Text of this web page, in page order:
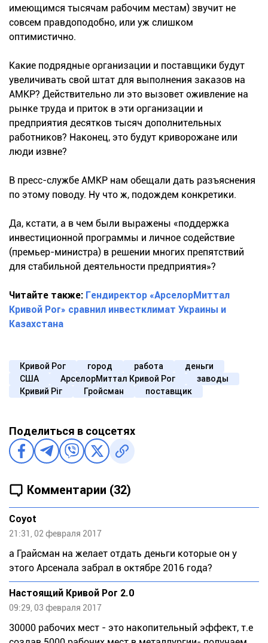
имеющимся тысячам рабочим местам) звучит не
совсем правдоподобно, или уж слишком
оптимистично.
Какие подрядные организации и поставщики будут
увеличивать свой штат для выполнения заказов на
АМКР? Действительно ли это вызовет оживление на
рынке труда и приток в эти организации и
предприятия десятков тысяч дополнительных
работников? Наконец, это будут криворожане или
люди извне?
В пресс-службе АМКР нам обещали дать разъяснения
по этому поводу. Ну что ж, подождем конкретики.
Да, кстати, а в чем были выражены «поддержка
инвестиционной программы и личное содействие
(премьер-министра) в решении многих препятствий
для стабильной деятельности предприятия»?
Читайте также: Гендиректор «АрселорМиттал
Кривой Рог» сравнил инвестклимат Украины и
Казахстана
Кривой Рог город работа
деньги
США
АрселорМиттал Кривой Рог
заводы
Кривий Ріг
Гройсман поставщик
Поделиться в соцсетях
Комментарии (32)
Coyot
21:31, 02 февраля 2017
а Грайсман на желает отдать деньги которые он у
этого Арсенала забрал в октябре 2016 года?
Настоящий Кривой Рог 2.0
09:29, 03 февраля 2017
30000 рабочих мест - это накопительный эффект, т.е